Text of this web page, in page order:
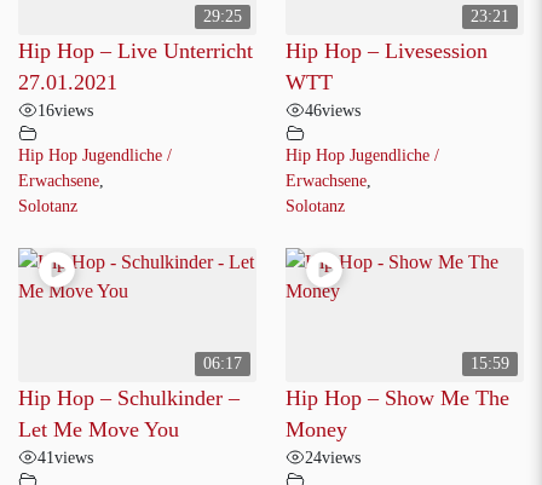
29:25
Hip Hop – Live Unterricht
27.01.2021
16views
Hip Hop Jugendliche /
Erwachsene
Solotanz
23:21
Hip Hop – Livesession
WTT
46views
Hip Hop Jugendliche /
Erwachsene
Solotanz
06:17
Hip Hop – Schulkinder –
Let Me Move You
41views
15:59
Hip Hop – Show Me The
Money
24views